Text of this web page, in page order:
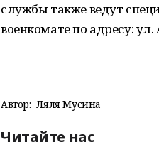
службы также ведут
военкомате по адресу: ул.
Автор: Ляля Мусина
Читайте нас